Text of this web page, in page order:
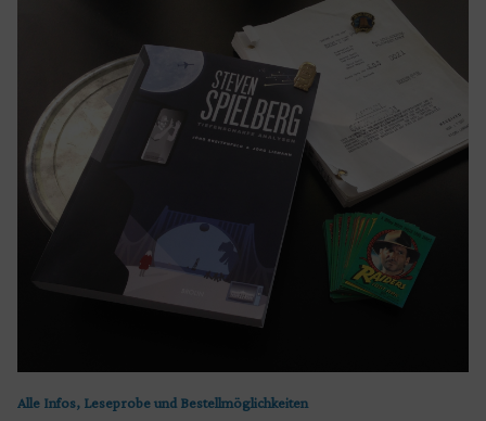
Alle Infos, Leseprobe und Bestellmöglichkeiten